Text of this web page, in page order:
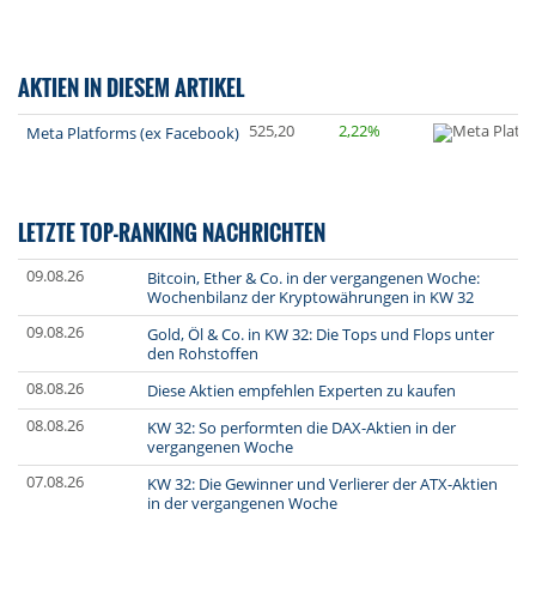
AKTIEN IN DIESEM ARTIKEL
Meta Platforms (ex Facebook) 525,20 2,22%
LETZTE TOP-RANKING NACHRICHTEN
09.08.26
Bitcoin, Ether & Co. in der vergangenen Woche:
Wochenbilanz der Kryptowährungen in KW 32
09.08.26
Gold, Öl & Co. in KW 32: Die Tops und Flops unter
den Rohstoffen
08.08.26
Diese Aktien empfehlen Experten zu kaufen
08.08.26
KW 32: So performten die DAX-Aktien in der
vergangenen Woche
07.08.26
KW 32: Die Gewinner und Verlierer der ATX-Aktien
in der vergangenen Woche